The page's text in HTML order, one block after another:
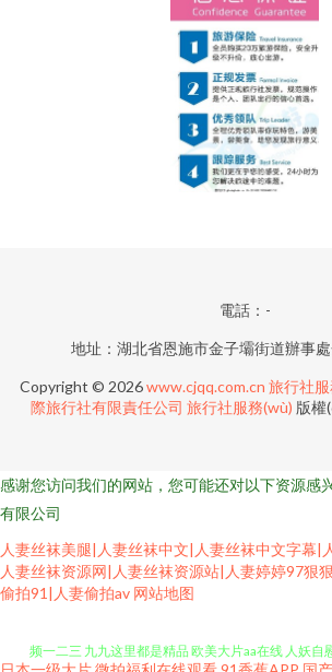
電話：-
地址：湖北省恩施市金子壩街道辦事
Copyright © 2026www.cjqq.com.cn 旅行社
際旅行社有限責任公司 旅行社服務(wù) 版權
感谢您访问我们的网站，您可能还对以下资源感
有限公司
人妻丝袜美腿|人妻丝袜中文|人妻丝袜中文字幕|
人妻丝袜资源网|人妻丝袜资源站|人妻婷婷97狠
偷拍91|人妻偷拍av 网站地图
超碰97国产在线 玖草在线 91影音绯色 俺来也最新网